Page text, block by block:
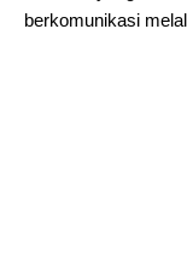
berkomunikasi